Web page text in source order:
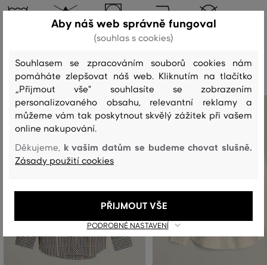
Aby náš web správně fungoval
(souhlas s cookies)
Souhlasem se zpracováním souborů cookies nám
pomáháte zlepšovat náš web. Kliknutím na tlačítko
„Přijmout vše" souhlasíte se zobrazením
personalizovaného obsahu, relevantní reklamy a
můžeme vám tak poskytnout skvělý zážitek při vašem
online nakupování.
Děkujeme, k vašim datům se budeme chovat slušně.
Zásady použití cookies
PODROBNÉ NASTAVENÍ
PŘIJMOUT VŠE